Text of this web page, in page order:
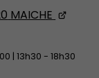
MAICHE
| 13h30 - 18h30